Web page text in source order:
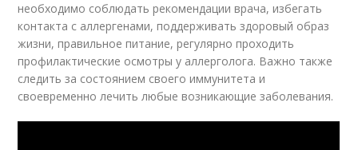
необходимо соблюдать рекомендации врача, избегать
контакта с аллергенами, поддерживать здоровый образ
жизни, правильное питание, регулярно проходить
профилактические осмотры у аллерголога. Важно также
следить за состоянием своего иммунитета и
своевременно лечить любые возникающие заболевания.